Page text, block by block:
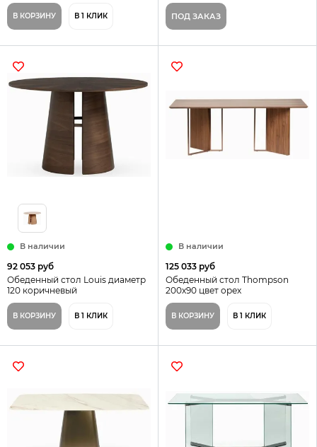
В КОРЗИНУ В 1 КЛИК ПОД ЗАКАЗ
В наличии
92 053 руб
Обеденный стол Louis диаметр
120 коричневый
В КОРЗИНУ В 1 КЛИК
В наличии
125 033 руб
Обеденный стол Thompson
200х90 цвет орех
В КОРЗИНУ В 1 КЛИК